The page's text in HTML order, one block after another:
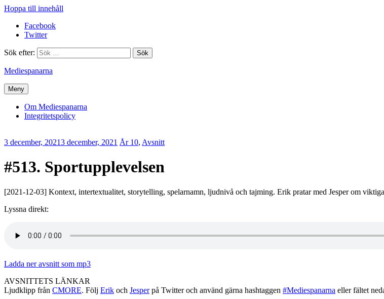
Hoppa till innehåll
Facebook
Twitter
Sök efter:
Mediespanarna
Meny
Om Mediespanarna
Integritetspolicy
3 december, 20213 december, 2021 Erik
År 10, Avsnitt
#513. Sportupplevelsen
[2021-12-03] Kontext, intertextualitet, storytelling, spelarnamn, ljudnivå och tajming. Erik pratar med Jesper om
Lyssna direkt:
Ladda ner avsnitt som mp3
AVSNITTETS LÄNKAR
Ljudklipp från CMORE. Följ Erik och Jesperpå Twitter och använd gärna hashtaggen #Mediespanarna eller fältet